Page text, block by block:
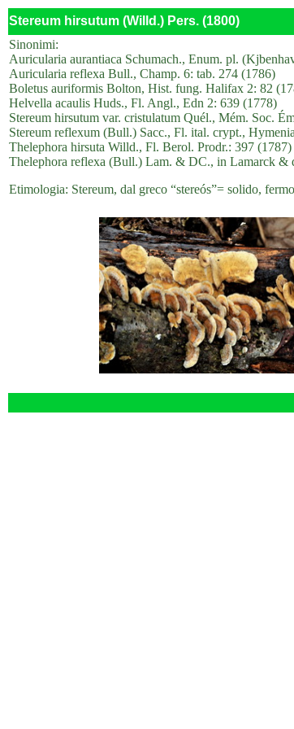
Stereum hirsutum (Willd.) Pers. (1800)
Sinonimi:
Auricularia aurantiaca Schumach., Enum. pl.
Auricularia reflexa Bull., Champ. 6: tab. 274 (1786)
Boletus auriformis Bolton, Hist. fung. Halifax 2: 82
Helvella acaulis Huds., Fl. Angl., Edn 2: 639 (1778)
Stereum hirsutum var. cristulatum Quél., Mém. Soc.
Stereum reflexum (Bull.) Sacc., Fl. ital. crypt.,
Thelephora hirsuta Willd., Fl. Berol. Prodr.: 397 (1787)
Thelephora reflexa (Bull.) Lam. & DC., in Lamarck &
Etimologia: Stereum, dal greco “stereós”= solido,